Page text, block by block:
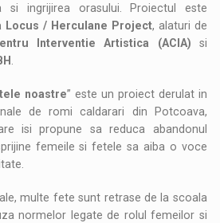
si ingrijirea orasului. Proiectul este
Locus / Herculane Project, alaturi de
Interventie Artistica (ACIA) si
noastre” este un proiect derulat in
de romi caldarari din Potcoava,
isi propune sa reduca abandonul
femeile si fetele sa aiba o voce
multe fete sunt retrase de la scoala
normelor legate de rolul femeilor si